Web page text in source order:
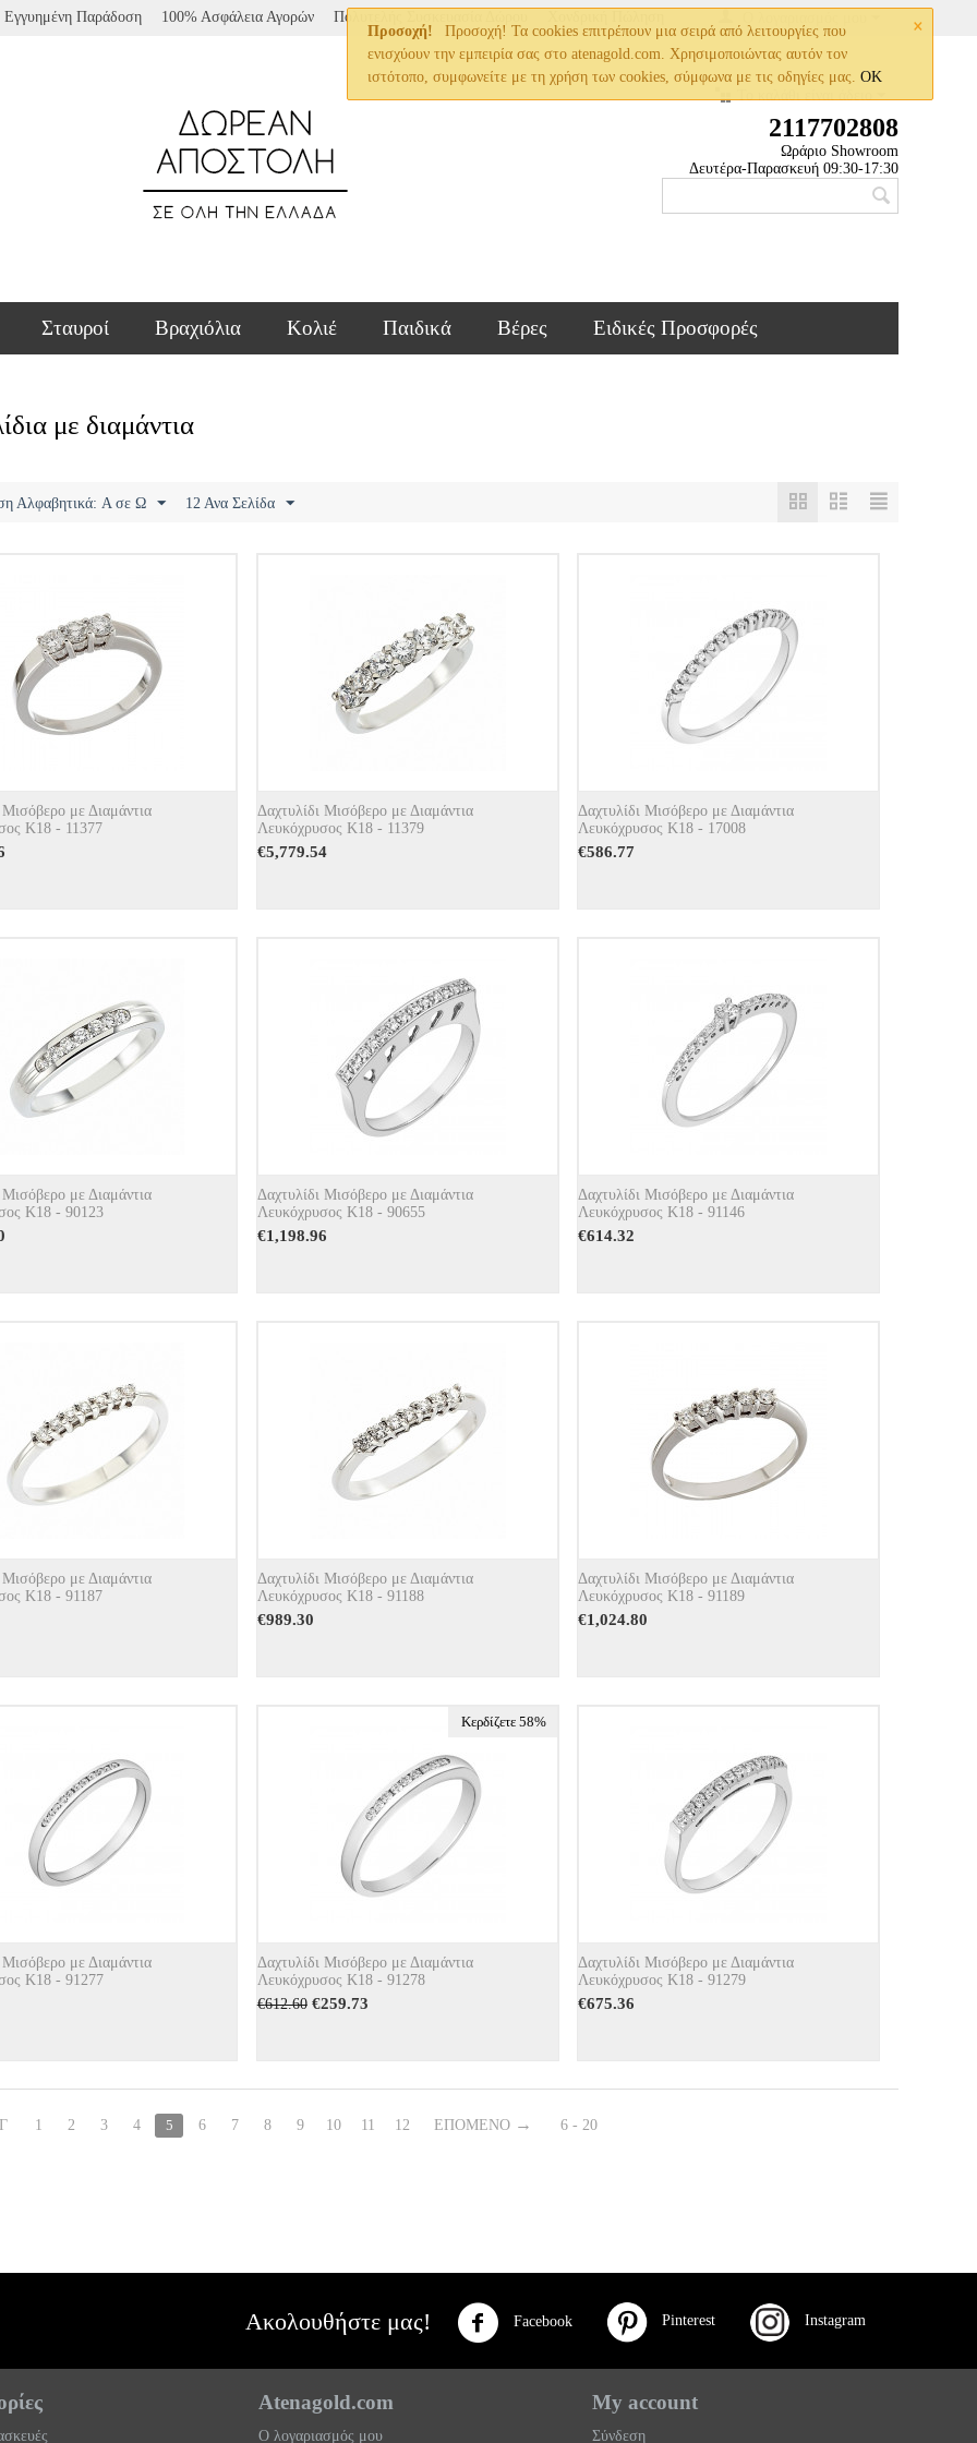
×
Προσοχή!
Προσοχή! Τα cookies επιτρέπουν μια σειρά από λειτουργίες που
ενισχύουν την εμπειρία σας στο atenagold.com. Χρησιμοποιώντας αυτόν τον
ιστότοπο, συμφωνείτε με τη χρήση των cookies, σύμφωνα με τις οδηγίες μας.OK
Εγγυημένη Παράδοση 100% Ασφάλεια Αγορών Πολυτελής Συσκευασία Δώρου
Το καλάθι είναι άδειο
2117702808
Ωράριο Showroom
Δευτέρα-Παρασκευή 09:30-17:30
Σταυροί Βραχιόλια Κολιέ Παιδικά Βέρες Ειδικές Προσφορές
με διαμάντια
Αλφαβητικά: A σε Ω 12 Ανα Σελίδα
Μισόβερο με Διαμάντια
Κ18 - 11377
Δαχτυλίδι Μισόβερο με Διαμάντια
Λευκόχρυσος Κ18 - 11379
€5,779.54
Δαχτυλίδι Μισόβερο με Διαμάντια
Λευκόχρυσος Κ18 - 17008
€586.77
Μισόβερο με Διαμάντια
Κ18 - 90123
Δαχτυλίδι Μισόβερο με Διαμάντια
Λευκόχρυσος Κ18 - 90655
€1,198.96
Δαχτυλίδι Μισόβερο με Διαμάντια
Λευκόχρυσος Κ18 - 91146
€614.32
Μισόβερο με Διαμάντια
Κ18 - 91187
Δαχτυλίδι Μισόβερο με Διαμάντια
Λευκόχρυσος Κ18 - 91188
€989.30
Δαχτυλίδι Μισόβερο με Διαμάντια
Λευκόχρυσος Κ18 - 91189
€1,024.80
Μισόβερο με Διαμάντια
Κ18 - 91277
Κερδίζετε 58%
Δαχτυλίδι Μισόβερο με Διαμάντια
Λευκόχρυσος Κ18 - 91278
€612.60 €259.73
Δαχτυλίδι Μισόβερο με Διαμάντια
Λευκόχρυσος Κ18 - 91279
€675.36
1 2 3 4 5 6 7 8 9 10 11 12 ΕΠΌΜΕΝΟ 6 - 20
Ακολουθήστε μας! Facebook Pinterest Instagram
Atenagold.com
Ο λογαριασμός μου
My account
Σύνδεση